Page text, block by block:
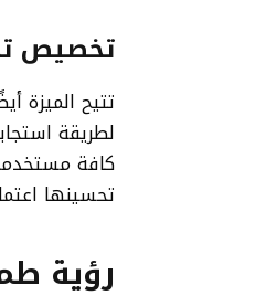
تخصيص
تتيح الميزة
تحسينها
رؤية